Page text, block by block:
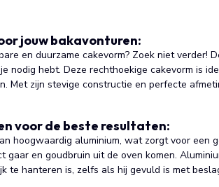
jouw bakavonturen:
en duurzame cakevorm? Zoek niet verder!
nodig hebt. Deze rechthoekige cakevorm is
Met zijn stevige constructie en perfecte
voor de beste resultaten:
hoogwaardig aluminium, wat zorgt voor een
en goudbruin uit de oven komen.
te hanteren is, zelfs als hij gevuld is met